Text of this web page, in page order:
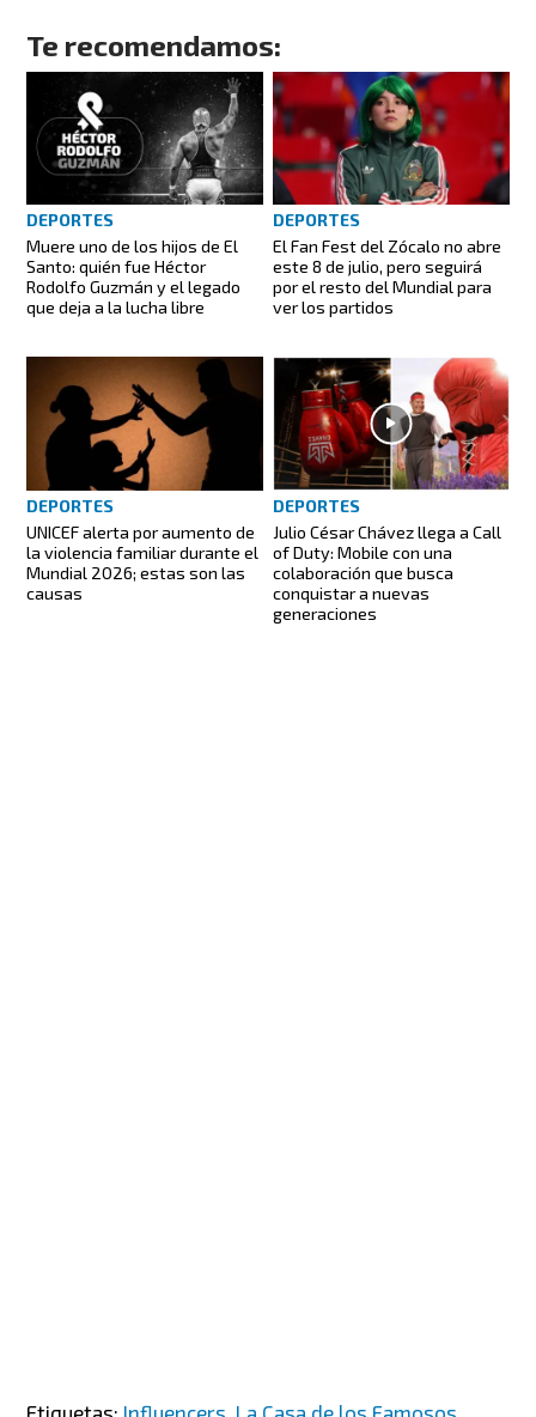
Te recomendamos:
DEPORTES
Muere uno de los hijos de El
Santo: quién fue Héctor
Rodolfo Guzmán y el legado
que deja a la lucha libre
DEPORTES
El Fan Fest del Zócalo no abre
este 8 de julio, pero seguirá
por el resto del Mundial para
ver los partidos
DEPORTES
UNICEF alerta por aumento de
la violencia familiar durante el
Mundial 2026; estas son las
causas
DEPORTES
Julio César Chávez llega a Call
of Duty: Mobile con una
colaboración que busca
conquistar a nuevas
generaciones
Etiquetas: Influencers La Casa de los Famosos